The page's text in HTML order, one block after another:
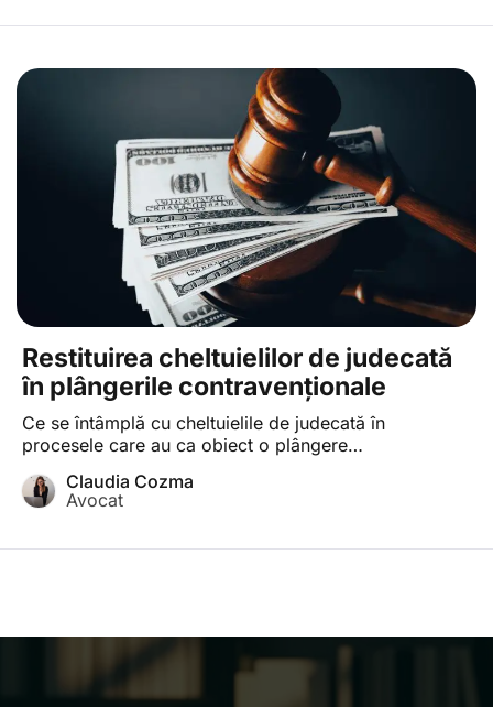
Restituirea cheltuielilor de judecată
în plângerile contravenționale
Ce se întâmplă cu cheltuielile de judecată în
procesele care au ca obiect o plângere
pretențiile contestatorului (reclamantului).
Claudia Cozma
Avocat